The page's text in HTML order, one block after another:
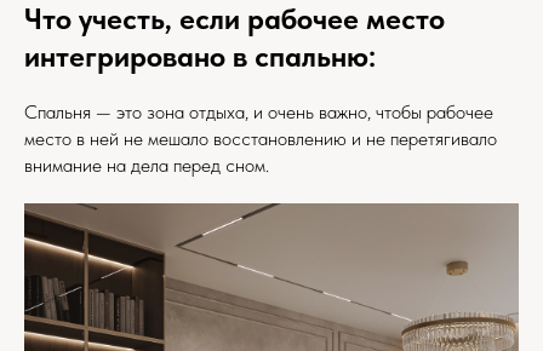
Что учесть, если рабочее место
интегрировано в спальню:
Спальня — это зона отдыха, и очень важно, чтобы рабочее
место в ней не мешало восстановлению и не перетягивало
внимание на дела перед сном.